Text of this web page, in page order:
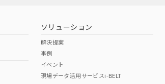
（日本
（アメリカ
ソリューション
解決提案
事例
イベント
現場データ活用サービスi-BELT